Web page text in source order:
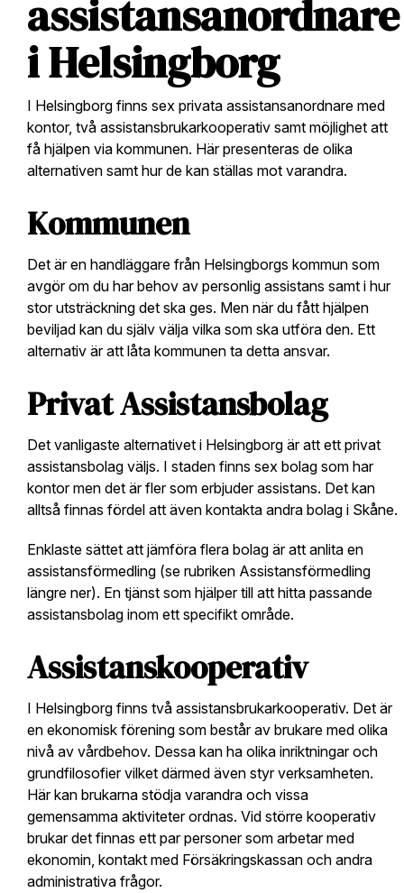
assistansanordnare
i Helsingborg
I Helsingborg finns sex privata assistansanordnare med
kontor, två assistansbrukarkooperativ samt möjlighet att
få hjälpen via kommunen. Här presenteras de olika
alternativen samt hur de kan ställas mot varandra.
Kommunen
Det är en handläggare från Helsingborgs kommun som
avgör om du har behov av personlig assistans samt i hur
stor utsträckning det ska ges. Men när du fått hjälpen
beviljad kan du själv välja vilka som ska utföra den. Ett
alternativ är att låta kommunen ta detta ansvar.
Privat Assistansbolag
Det vanligaste alternativet i Helsingborg är att ett privat
assistansbolag väljs. I staden finns sex bolag som har
kontor men det är fler som erbjuder assistans. Det kan
alltså finnas fördel att även kontakta andra bolag i Skåne.
Enklaste sättet att jämföra flera bolag är att anlita en
assistansförmedling (se rubriken Assistansförmedling
längre ner). En tjänst som hjälper till att hitta passande
assistansbolag inom ett specifikt område.
Assistanskooperativ
I Helsingborg finns två assistansbrukarkooperativ. Det är
en ekonomisk förening som består av brukare med olika
nivå av vårdbehov. Dessa kan ha olika inriktningar och
grundfilosofier vilket därmed även styr verksamheten.
Här kan brukarna stödja varandra och vissa
gemensamma aktiviteter ordnas. Vid större kooperativ
brukar det finnas ett par personer som arbetar med
ekonomin, kontakt med Försäkringskassan och andra
administrativa frågor.